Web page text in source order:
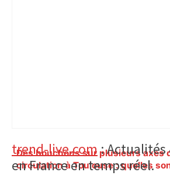
Des bouchons sur plusieurs axes
circulation à Toulouse : quelles
Primary
Sidebar
trend-live.com: Actualités
en France en temps réel.